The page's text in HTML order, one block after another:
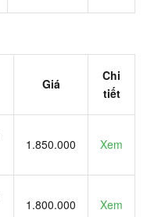
Giá
Chi
tiết
1.850.000 Xem
1.800.000 Xem